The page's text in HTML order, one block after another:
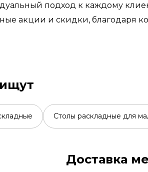
подход к каждому
акции и скидки, благодаря
Столы раскладные для
Доставка